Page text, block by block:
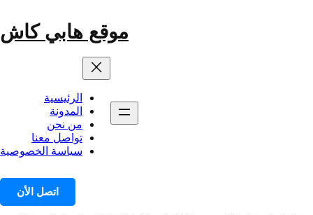
موقع هابي كاش
الرئيسية
المدونة
من نحن
تواصل معنا
سياسة الخصوصية
اتصل الأن